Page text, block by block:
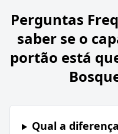
Perguntas
saber se o
portão está
Qual a